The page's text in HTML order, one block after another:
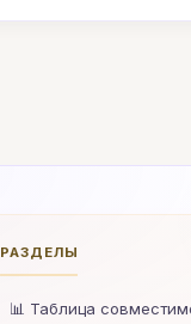
РАЗДЕЛЫ
📊 Таблица